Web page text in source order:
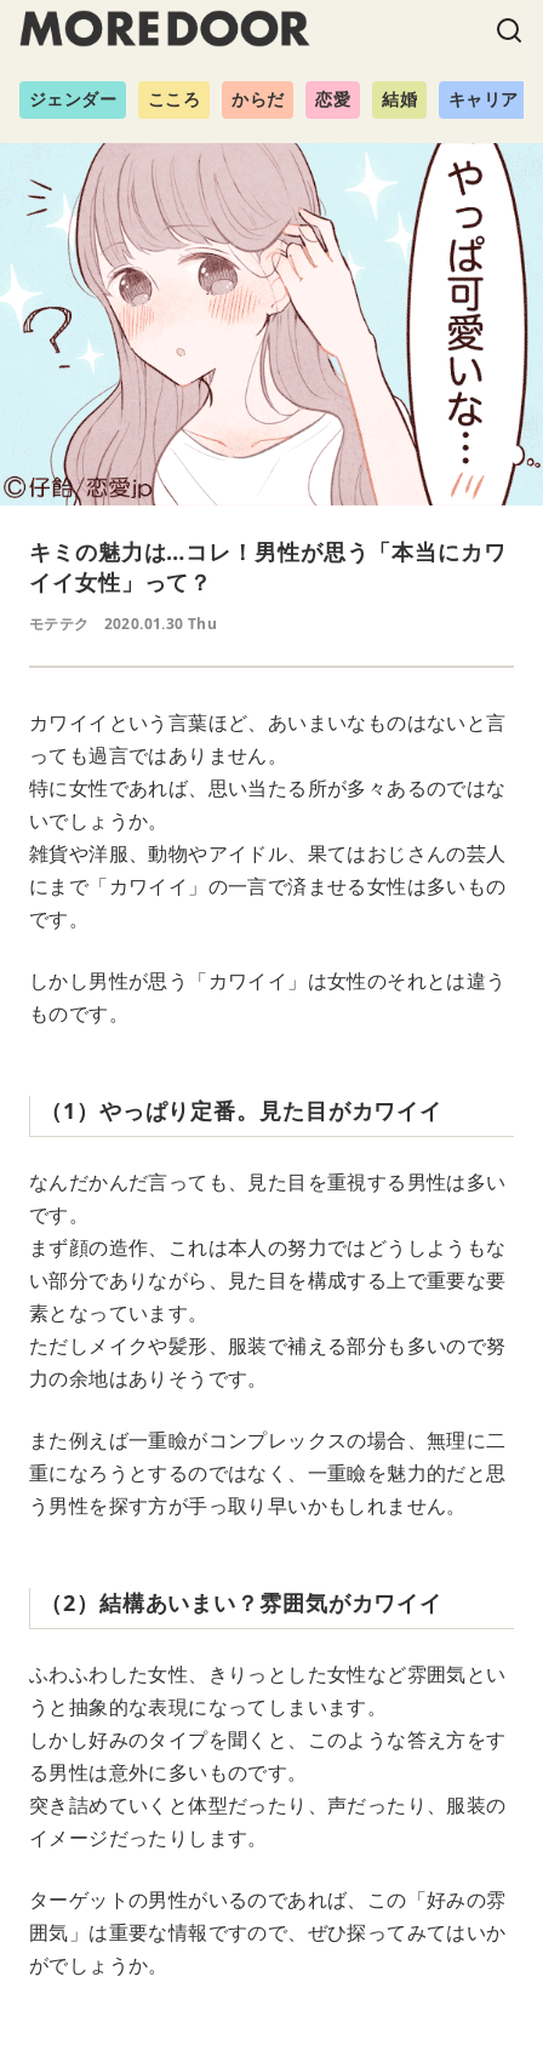
ジェンダー こころ からだ 恋愛 結婚 キャリア
キミの魅力は…コレ！男性が思う「本当にカワ
イイ女性」って？
モテテク 2020.01.30 Thu
カワイイという言葉ほど、あいまいなものはないと言
っても過言ではありません。
特に女性であれば、思い当たる所が多々あるのではな
いでしょうか。
雑貨や洋服、動物やアイドル、果てはおじさんの芸人
にまで「カワイイ」の一言で済ませる女性は多いもの
です。
しかし男性が思う「カワイイ」は女性のそれとは違う
ものです。
（1）やっぱり定番。見た目がカワイイ
なんだかんだ言っても、見た目を重視する男性は多い
です。
まず顔の造作、これは本人の努力ではどうしようもな
い部分でありながら、見た目を構成する上で重要な要
素となっています。
ただしメイクや髪形、服装で補える部分も多いので努
力の余地はありそうです。
また例えば一重瞼がコンプレックスの場合、無理に二
重になろうとするのではなく、一重瞼を魅力的だと思
う男性を探す方が手っ取り早いかもしれません。
（2）結構あいまい？雰囲気がカワイイ
ふわふわした女性、きりっとした女性など雰囲気とい
うと抽象的な表現になってしまいます。
しかし好みのタイプを聞くと、このような答え方をす
る男性は意外に多いものです。
突き詰めていくと体型だったり、声だったり、服装の
イメージだったりします。
ターゲットの男性がいるのであれば、この「好みの雰
囲気」は重要な情報ですので、ぜひ探ってみてはいか
がでしょうか。